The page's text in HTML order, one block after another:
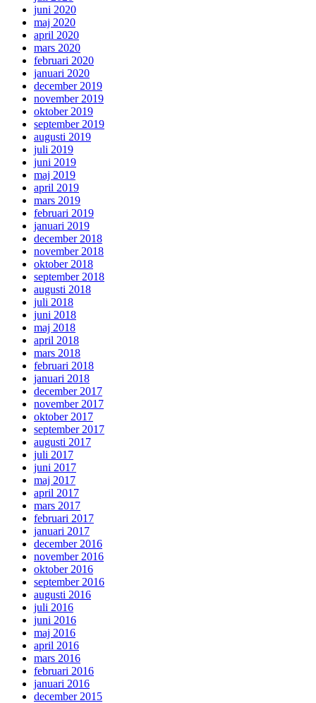
juni 2020
maj 2020
april 2020
mars 2020
februari 2020
januari 2020
december 2019
november 2019
oktober 2019
september 2019
augusti 2019
juli 2019
juni 2019
maj 2019
april 2019
mars 2019
februari 2019
januari 2019
december 2018
november 2018
oktober 2018
september 2018
augusti 2018
juli 2018
juni 2018
maj 2018
april 2018
mars 2018
februari 2018
januari 2018
december 2017
november 2017
oktober 2017
september 2017
augusti 2017
juli 2017
juni 2017
maj 2017
april 2017
mars 2017
februari 2017
januari 2017
december 2016
november 2016
oktober 2016
september 2016
augusti 2016
juli 2016
juni 2016
maj 2016
april 2016
mars 2016
februari 2016
januari 2016
december 2015